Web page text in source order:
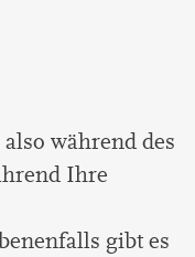
während des
Ihre
gibt es